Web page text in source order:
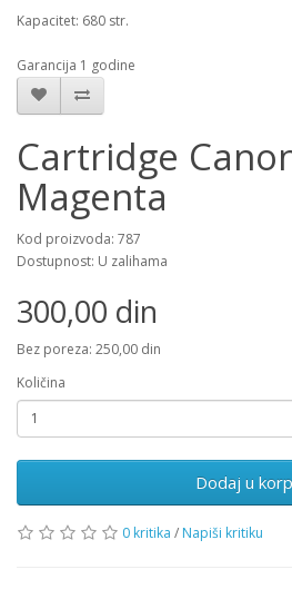
Kapacitet: 680 str.
Garancija 1 godine
Cartridge
Magenta
Kod proizvoda: 787
Dostupnost: U zalihama
300,00 din
Bez poreza: 250,00 din
Količina
Dodaj u
0 kritika / Napiši kritiku